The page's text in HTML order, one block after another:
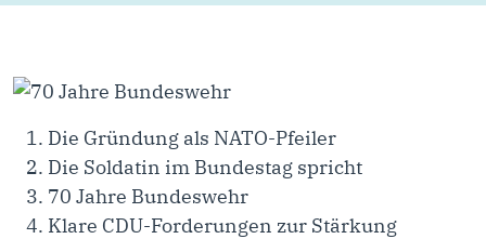
Die Gründung als NATO-Pfeiler
Die Soldatin im Bundestag spricht
70 Jahre Bundeswehr
Klare CDU-Forderungen zur Stärkung